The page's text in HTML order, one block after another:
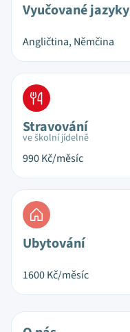
Vyučované jazyky
Angličtina, Němčina
Stravování
ve školní jídelně
990Kč/měsíc
Ubytování
1600Kč/měsíc